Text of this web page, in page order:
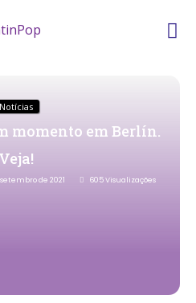
Notícias
momento em Berlín.
Veja!
setembro de 2021 605Visualizações